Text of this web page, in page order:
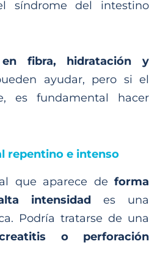
síndrome del intestino
fibra, hidratación y
ayudar, pero si el
es fundamental hacer
repentino e intenso
que aparece de forma
intensidad es una
Podría tratarse de una
o perforación